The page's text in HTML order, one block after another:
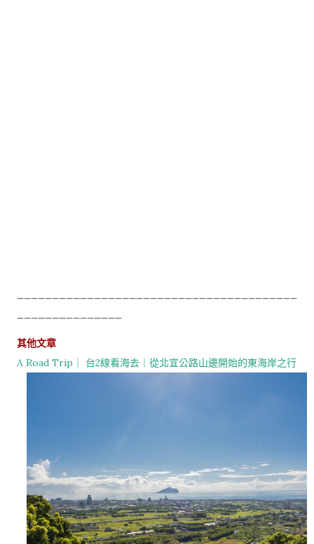
其他文章
A Road Trip｜ 台2線看海去｜從北宜公路山邊開始的東海岸之行